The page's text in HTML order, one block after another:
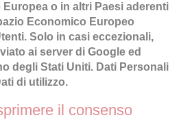
Europea o in altri Paesi aderenti
Economico Europeo
Solo in casi eccezionali,
ai server di Google ed
degli Stati Uniti. Dati Personali
di utilizzo.
il consenso